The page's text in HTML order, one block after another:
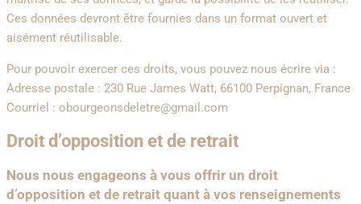
Ces données devront être fournies dans un format ouvert et
aisément réutilisable.
Pour pouvoir exercer ces droits, vous pouvez nous écrire via :
Adresse postale : 230 Rue James Watt, 66100 Perpignan, France
Courriel : obourgeonsdeletre@gmail.com
Droit d’opposition et de retrait
Nous nous engageons à vous offrir un droit
d’opposition et de retrait quant à vos renseignements